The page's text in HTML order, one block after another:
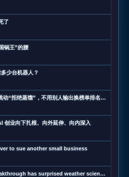
了
锅王”的腰
少台机器人？
【数智周报】张一鸣：字节跳动“拒绝蒸馏”，不用别人输出换榜单排名；三星发布下一代AI存储路线图，展示zHBM和400层以上V10 NAND技术；闪迪第四财季营收超预期增长372%，数据中心收入增近13
创业向下扎根、向外延伸、向内深入
to sue another small business
DeepMind’s hurricane breakthrough has surprised weather scientists